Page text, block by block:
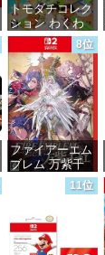
トモダチコレク
ション わくわ
く生活 -Switch
価格：¥6,145
8位
ファイアーエム
ブレム 万紫千
紅 -Switch211位